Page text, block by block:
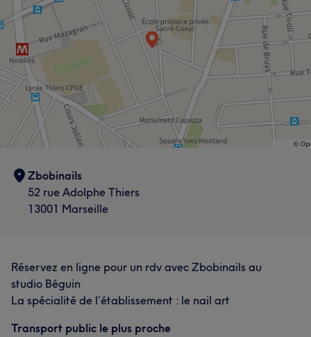
Zbobinails
52 rue Adolphe Thiers
13001 Marseille
Réservez en ligne pour un rdv avec Zbobinails au
studio Béguin
La spécialité de l’établissement : le nail art
Transport public le plus proche